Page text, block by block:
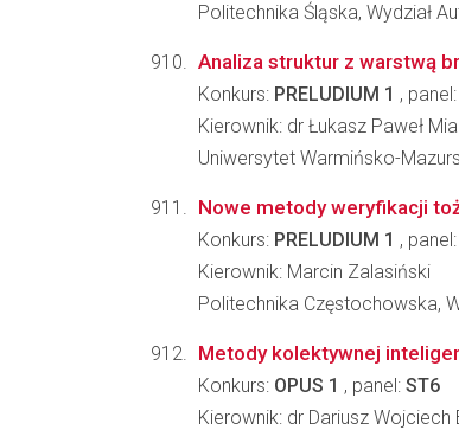
Politechnika Śląska, Wydział
Analiza struktur z warstwą
Konkurs: PRELUDIUM 1 , panel:
Kierownik: dr Łukasz Paweł
Uniwersytet Warmińsko-
Nowe metody weryfikacji
Konkurs: PRELUDIUM 1 , panel:
Kierownik: Marcin Zalasiński
Politechnika Częstochowska,
Metody kolektywnej
Konkurs: OPUS 1 , panel: ST6
Kierownik: dr Dariusz Wojciech